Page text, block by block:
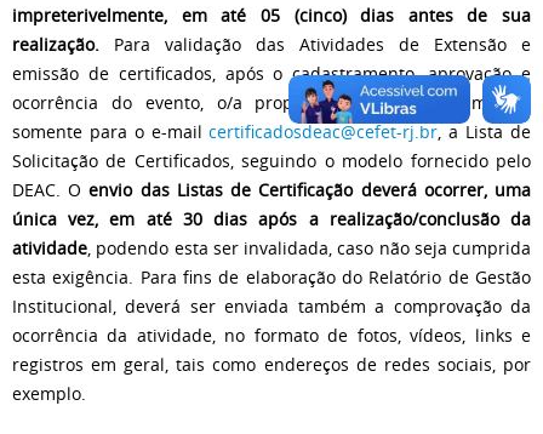
impreterivelmente, em até 05 (cinco) dias antes de sua
realização. Para validação das Atividades de Extensão e
emissão de certificados, após o cadastramento, aprovação e
ocorrência do evento, o/a proponente deverá encaminhar
somente para o e-mailcertificadosdeac@cefet-rj.br, a Lista de
Solicitação de Certificados, seguindo o modelo fornecido pelo
DEAC. O envio das Listas de Certificação deverá ocorrer, uma
única vez, em até 30 dias após a realização/conclusão da
atividade, podendo esta ser invalidada, caso não seja cumprida
esta exigência. Para fins de elaboração do Relatório de Gestão
Institucional, deverá ser enviada também a comprovação da
ocorrência da atividade, no formato de fotos, vídeos, links e
registros em geral, tais como endereços de redes sociais, por
exemplo.